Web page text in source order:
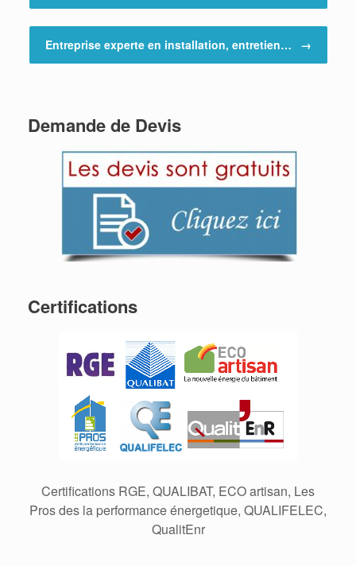
Entreprise experte en installation, entretien… →
Demande de Devis
Certifications
Certifications RGE, QUALIBAT, ECO artisan, Les
Pros des la performance énergetique, QUALIFELEC,
QualitEnr